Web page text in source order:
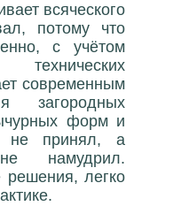
всяческого
потому что
с учётом
современным
загородных
форм и
не принял, а
намудрил.
легко